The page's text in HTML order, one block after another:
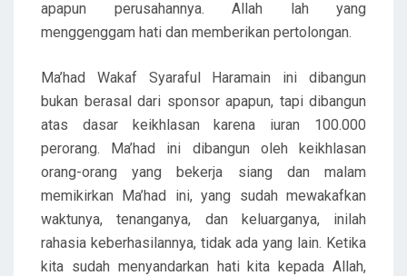
apapun perusahannya. Allah lah yang
menggenggam hati dan memberikan pertolongan.
Ma’had Wakaf Syaraful Haramain ini dibangun
bukan berasal dari sponsor apapun, tapi dibangun
atas dasar keikhlasan karena iuran 100.000
perorang. Ma’had ini dibangun oleh keikhlasan
orang-orang yang bekerja siang dan malam
memikirkan Ma’had ini, yang sudah mewakafkan
waktunya, tenanganya, dan keluarganya, inilah
rahasia keberhasilannya, tidak ada yang lain. Ketika
kita sudah menyandarkan hati kita kepada Allah,